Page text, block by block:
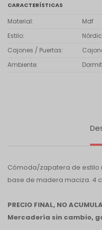
CARACTERÍSTICAS
Material
Mdf
Estilo
Cajones / Puertas
Ambiente
Cómoda/zapatera de estilo
base de madera maciza. 4
PRECIO FINAL, NO
Mercadería sin cambio,